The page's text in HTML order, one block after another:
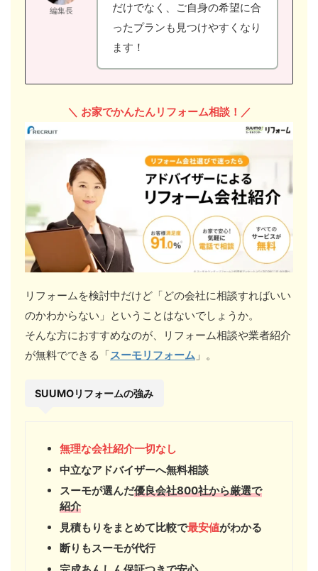
編集長
だけでなく、ご自身の希望に合
ったプランも見つけやすくなり
ます！
＼ お家でかんたんリフォーム相談！／
リフォームを検討中だけど「どの会社に相談すればいい
のかわからない」ということはないでしょうか。
そんな方におすすめなのが、リフォーム相談や業者紹介
が無料でできる「スーモリフォーム 」。
SUUMOリフォームの強み
無理な会社紹介一切なし
中立なアドバイザーへ無料相談
スーモが選んだ優良会社800社から厳選で
紹介
見積もりをまとめて比較で最安値がわかる
断りもスーモが代行